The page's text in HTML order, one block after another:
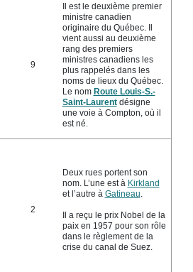
9
Il est le deuxième premier
ministre canadien
originaire du Québec. Il
vient aussi au deuxième
rang des premiers
ministres canadiens les
plus rappelés dans les
noms de lieux du Québec.
Le nom Route Louis-S.-
Saint-Laurentdésigne
une voie à Compton, où il
est né.
2
Deux rues portent son
nom. L’une est à Kirkland
et l’autre à Gatineau
Il a reçu le prix Nobel de la
paix en 1957 pour son rôle
dans le règlement de la
crise du canal de Suez.